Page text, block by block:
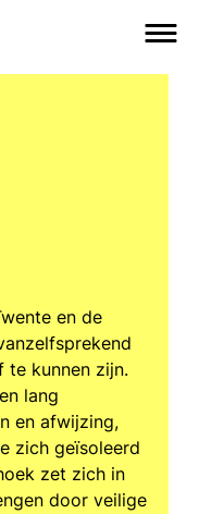
en de
te kunnen zijn.
lang
en afwijzing,
zich geïsoleerd
zet zich in
door veilige